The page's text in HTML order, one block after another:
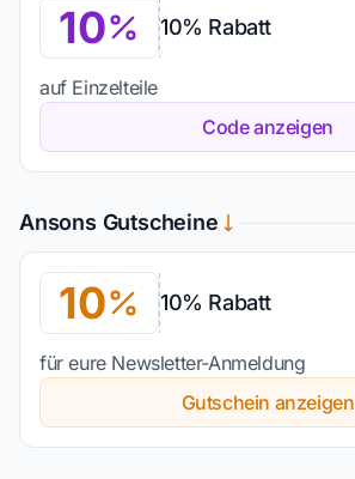
10 10% Rabatt
auf Einzelteile
Code anzeigen
Ansons Gutscheine
10 10% Rabatt
für eure Newsletter-Anmeldung
Gutschein anzeigen